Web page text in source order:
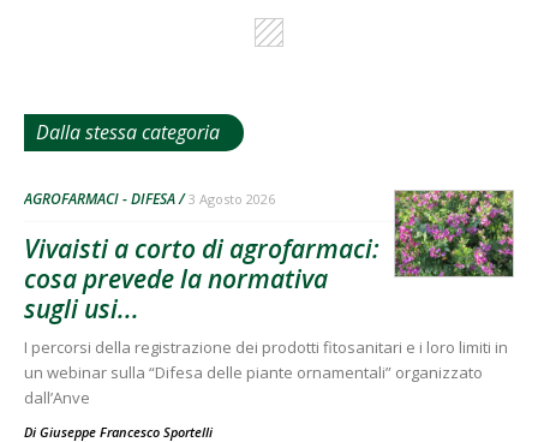
Dalla stessa categoria
AGROFARMACI - DIFESA 3 Agosto 2026
Vivaisti a corto di agrofarmaci:
cosa prevede la normativa
sugli usi...
I percorsi della registrazione dei prodotti fitosanitari e i loro limiti in
un webinar sulla “Difesa delle piante ornamentali” organizzato
dall’Anve
Di Giuseppe Francesco Sportelli